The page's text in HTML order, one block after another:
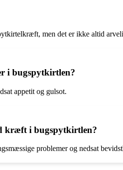
men det er ikke altid
i bugspytkirtlen?
appetit og gulsot.
kræft i bugspytkirtlen?
problemer og nedsat